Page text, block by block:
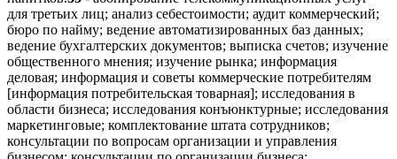
для третьих лиц; анализ себестоимости; аудит коммерческий;
бюро по найму; ведение автоматизированных баз данных;
ведение бухгалтерских документов; выписка счетов; изучение
общественного мнения; изучение рынка; информация
деловая; информация и советы коммерческие потребителям
[информация потребительская товарная]; исследования в
области бизнеса; исследования конъюнктурные; исследования
маркетинговые; комплектование штата сотрудников;
консультации по вопросам организации и управления